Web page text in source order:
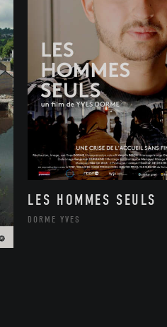
LES HOMMES SEULS
DORME YVES